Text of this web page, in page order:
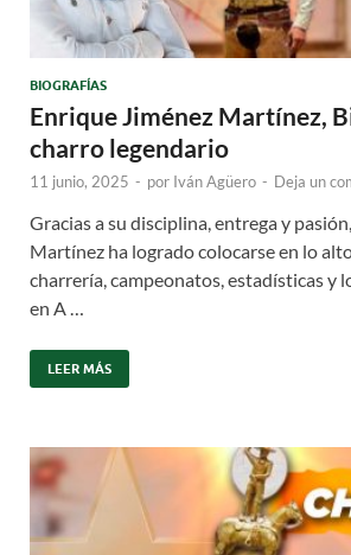
BIOGRAFÍAS
Enrique Jiménez Martínez,
charro legendario
11 junio, 2025 - por Iván Agüero - Deja un
Gracias a su disciplina, entrega y
Martínez ha logrado colocarse en lo
charrería, campeonatos, estadísticas y
en A …
LEER MÁS